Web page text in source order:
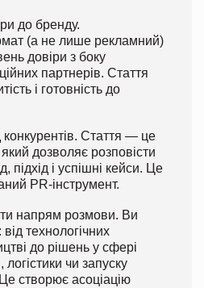
до бренду.
(а не лише рекламний)
довіри з боку
партнерів. Стаття
і готовність до
Стаття — це
дозволяє розповісти
підхід і успішні кейси. Це
PR-інструмент.
напрям розмови. Ви
технологічних
до рішень у сфері
логістики чи запуску
створює асоціацію